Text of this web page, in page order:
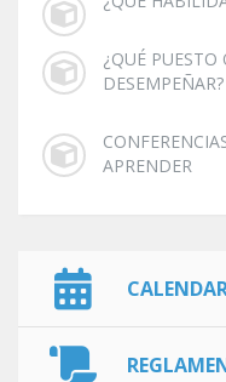
¿QUÉ PUESTO
DESEMPEÑAR?
APRENDER